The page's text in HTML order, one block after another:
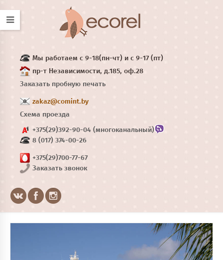
Мы работаем с 9-18(пн-чт) и с 9-17 (пт)
пр-т Независимости, д.185, оф.28
Заказать пробную печать
zakaz@comint.by
Схема проезда
+375(29)392-90-04 (многоканальный)
8 (017) 374-00-26
+375(29)700-77-67
Заказать звонок